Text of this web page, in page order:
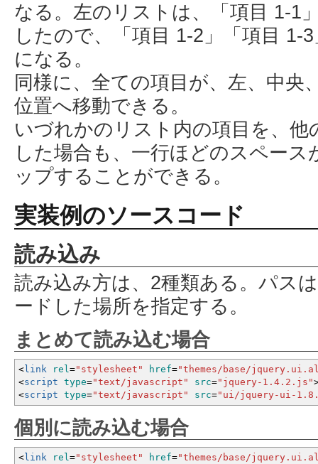
なる。左のリストは、「項目 1-1
したので、「項目 1-2」「項目 1-
になる。
同様に、全ての項目が、左、中央
位置へ移動できる。
いづれかのリスト内の項目を、
した場合も、一行ほどのスペー
ップすることができる。
実装例のソースコード
読み込み
読み込み方は、2種類ある。パス
ードした場所を指定する。
まとめて読み込む場合
<link rel="stylesheet" href="themes/base/
<script type="text/javascript" src="jquery-1.4.2.js"
<script type="text/javascript" src="ui/jquery-ui-
個別に読み込む場合
<link rel="stylesheet" href="themes/base/